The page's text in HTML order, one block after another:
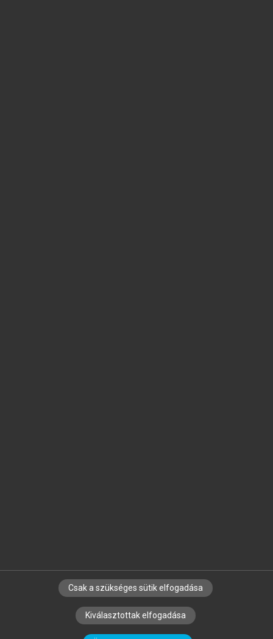
SZERZŐKNEK CÉGEKNEK KÖNYVTÁROSOKNAK
SZERKESZTÉSI ÉS LEKTORÁLÁSI ALAPELVEK
Csak a szükséges sütik elfogadása
Kiválasztottak elfogadása